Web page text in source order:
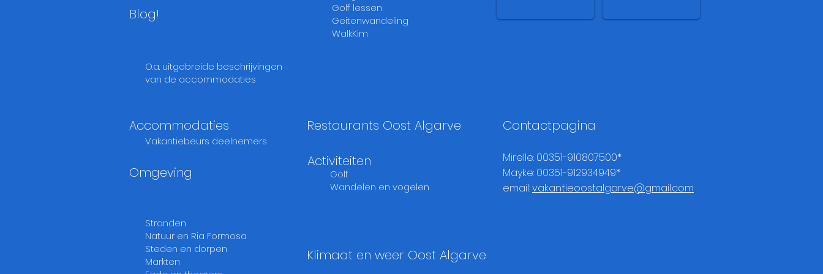
Casa do Pomar -
Golf lessen
Geitenwandeling
WalkKim
Blog!
O.a. uitgebreide beschrijvingen
van de accommodaties
Accommodaties Restaurants Oost Algarve
Vakantiebeurs deelnemers
Activiteiten
Contactpagina
Mirelle: 00351-910807500*
Mayke: 00351-912934949*
email:vakantieoostalgarve@gmail.com
Omgeving
Golf
Wandelen en vogelen
Stranden
Natuur en Ria Formosa
Steden en dorpen
Markten
Klimaat en weer Oost Algarve